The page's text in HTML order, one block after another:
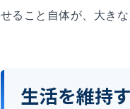
せること自体が、大きな
生活を維持